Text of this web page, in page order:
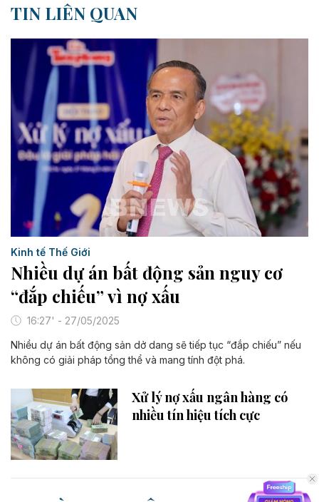
TIN LIÊN QUAN
Kinh tế Thế Giới
Nhiều dự án bất động sản nguy cơ
“đắp chiếu” vì nợ xấu
16:27' - 27/05/2025
Nhiều dự án bất động sản dở dang sẽ tiếp tục “đắp chiếu” nếu
không có giải pháp tổng thể và mang tính đột phá.
Xử lý nợ xấu ngân hàng có
nhiều tín hiệu tích cực